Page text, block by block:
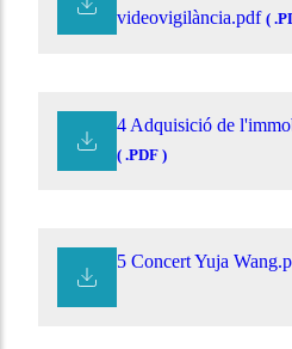
videovigilància.pdf (
4 Adquisició de
( .PDF )
5 Concert Yuja